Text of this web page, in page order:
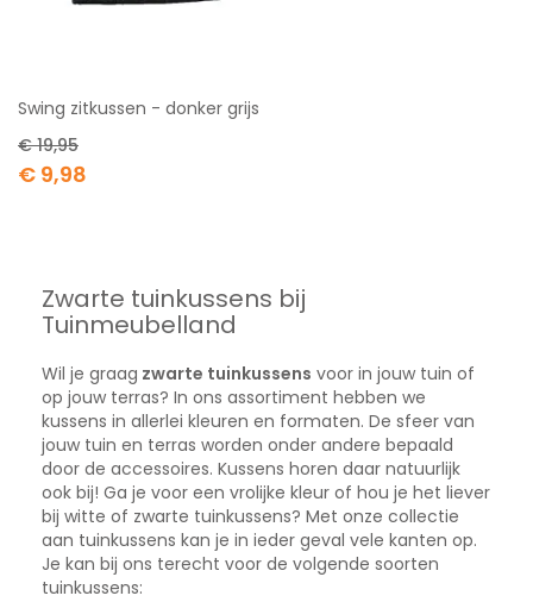
Swing zitkussen - donker grijs
Special
Price
€ 9,98
€ 19,95
Zwarte tuinkussens bij
Tuinmeubelland
Wil je graag zwarte tuinkussens voor in jouw tuin of
op jouw terras? In ons assortiment hebben we
kussens in allerlei kleuren en formaten. De sfeer van
jouw tuin en terras worden onder andere bepaald
door de accessoires. Kussens horen daar natuurlijk
ook bij! Ga je voor een vrolijke kleur of hou je het liever
bij witte of zwarte tuinkussens? Met onze collectie
aan tuinkussens kan je in ieder geval vele kanten op.
Je kan bij ons terecht voor de volgende soorten
tuinkussens: